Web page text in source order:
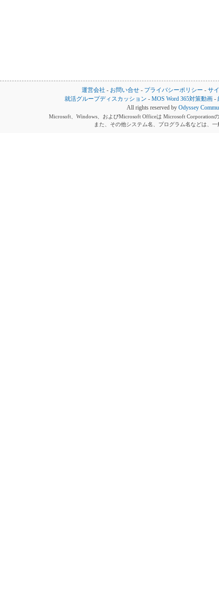
運営会社 - お問い合せ - プライバシーポリシー - サ
就活グループディスカッション -MOS Word 365対策動画 -
All rights reserved by Odyssey
Microsoft、Windows、およびMicrosoft Officeは Microsoft Corporation
また、その他システム名、プログラム名などは、